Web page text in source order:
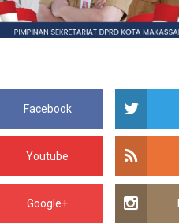
Facebook
Youtube
Google+